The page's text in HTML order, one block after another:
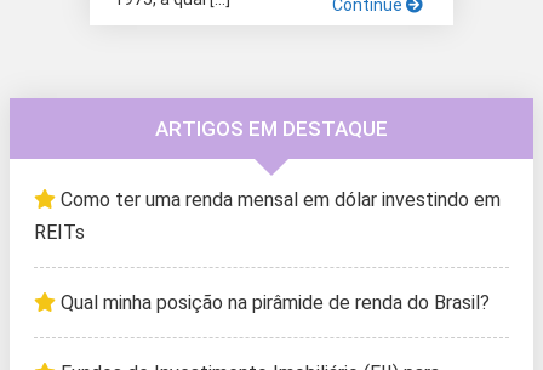
Continue
ARTIGOS EM DESTAQUE
Como ter uma renda mensal em dólar investindo em
REITs
Qual minha posição na pirâmide de renda do Brasil?